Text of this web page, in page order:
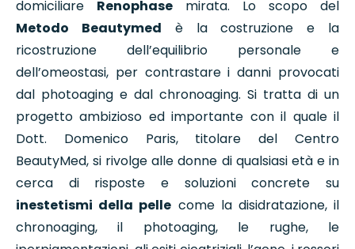
domiciliare Renophase mirata. Lo scopo del
Metodo Beautymed è la costruzione e la
ricostruzione dell’equilibrio personale e
dell’omeostasi, per contrastare i danni provocati
dal photoaging e dal chronoaging. Si tratta di un
progetto ambizioso ed importante con il quale il
Dott. Domenico Paris, titolare del Centro
BeautyMed, si rivolge alle donne di qualsiasi età e in
cerca di risposte e soluzioni concrete su
inestetismi della pelle come la disidratazione, il
chronoaging, il photoaging, le rughe, le